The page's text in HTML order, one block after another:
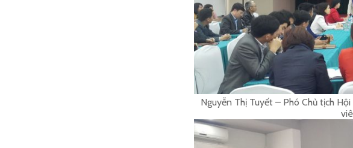
Nguyễn Thị Tuyết – Phó Chủ tịch